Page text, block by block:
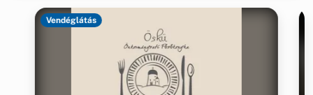
Vendéglátás